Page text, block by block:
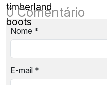
timberland
boots
0 Comentário
Nome *
E-mail *